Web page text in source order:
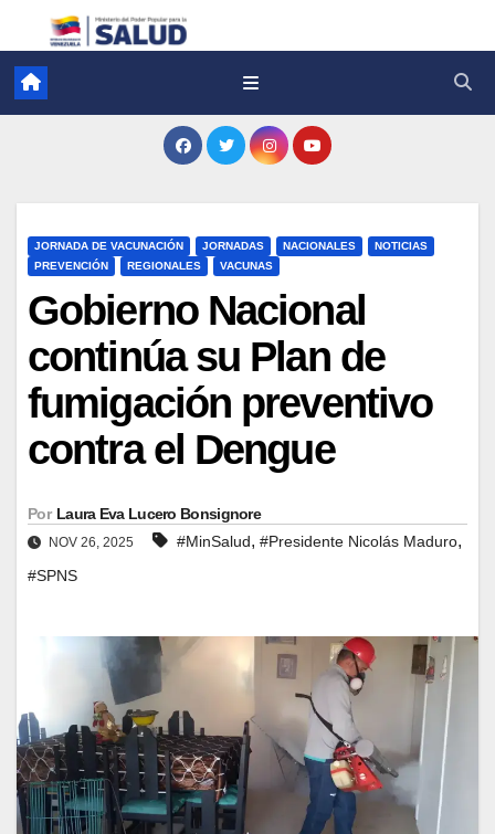
JORNADA DE VACUNACIÓN JORNADAS NACIONALES
NOTICIAS
PREVENCIÓN
REGIONALES VACUNAS
Gobierno Nacional
continúa su Plan de
fumigación preventivo
contra el Dengue
Por Laura Eva Lucero Bonsignore
NOV 26, 2025 #MinSalud, #Presidente Nicolás Maduro,
#SPNS